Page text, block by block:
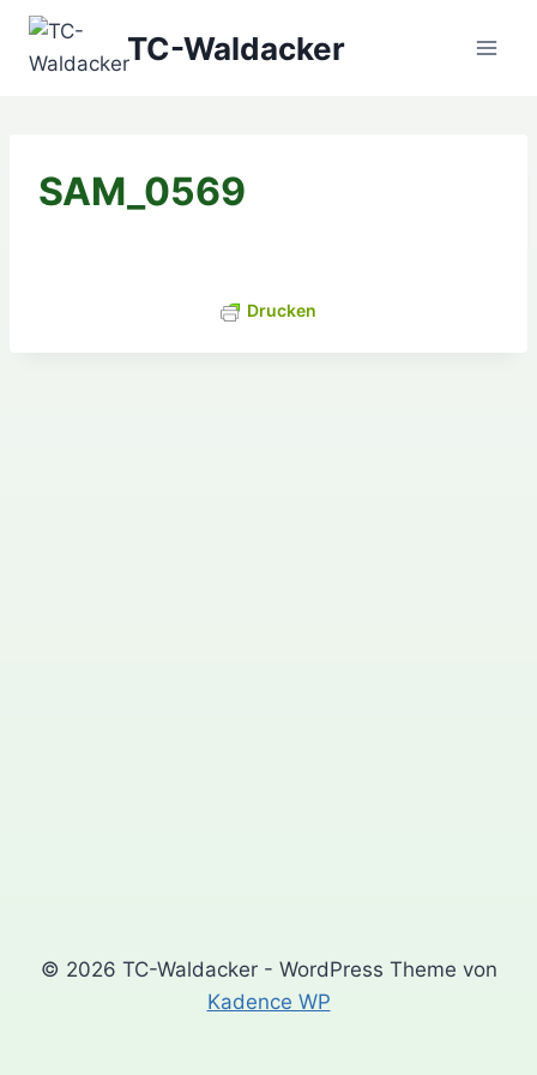
Zum
springen
TC-Waldacker
SAM_0569
Drucken
© 2026 TC-Waldacker - WordPress Theme von
Kadence WP